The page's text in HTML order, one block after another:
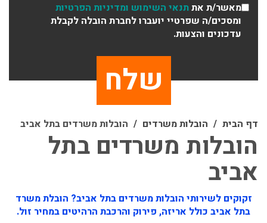
מאשר/ת אתתנאי השימוש ומדיניות הפרטיות
ומסכים/ה שפרטיי יועברו לחברת הובלה לקבלת
עדכונים והצעות.
דף הבית הובלות משרדים הובלות משרדים בתל אביב
הובלות משרדים בתל
אביב
זקוקים לשירותי הובלות משרדים בתל אביב? הובלת משרד
בתל אביב כולל אריזה, פירוק והרכבת הרהיטים במחיר זול.